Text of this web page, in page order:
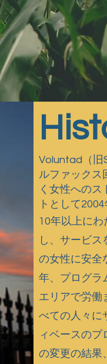
ミッ
ジョ
Voluntad（旧
ルファックス
く女性へのス
トとして
10年以上に
し、サービ
の女性に安全
年、プログラ
エリアで労働
べての人々に
ィベースのプ
の変更の結果